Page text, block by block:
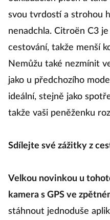
svou tvrdostí a strohou
nenadchla. Citroën C3
cestování, takže menší
Nemůžu také nezmínit
jako u předchozího
ideální, stejně jako
takže vaši peněženku
Sdílejte své zážitky z
Velkou novinkou u
kamera s GPS ve
stáhnout jednoduše